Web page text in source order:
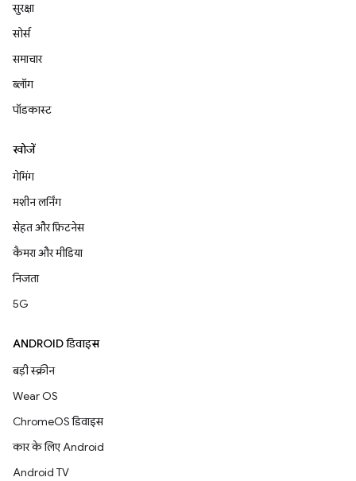
सुरक्षा
सोर्स
समाचार
ब्लॉग
पॉडकास्ट
खोजें
गेमिंग
मशीन लर्निंग
सेहत और फ़िटनेस
कैमरा और मीडिया
निजता
5G
ANDROID डिवाइस
बड़ी स्क्रीन
Wear OS
ChromeOS डिवाइस
कार के लिए Android
Android TV